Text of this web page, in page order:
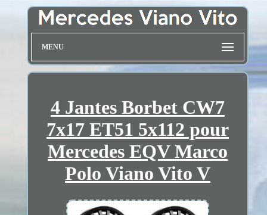
MENU
4 Jantes Borbet CW7
7x17 ET51 5x112 pour
Mercedes EQV Marco
Polo Viano Vito V